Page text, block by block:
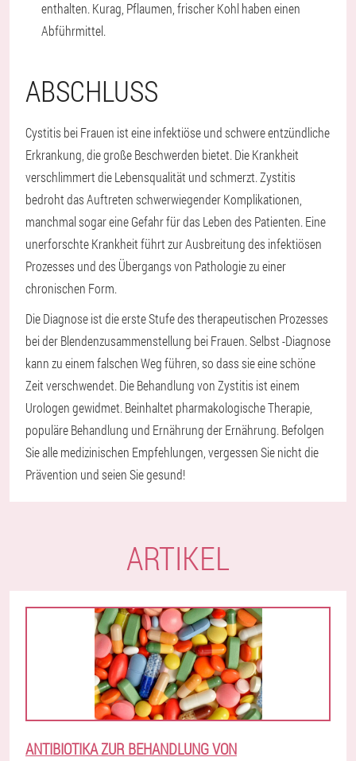
enthalten. Kurag, Pflaumen, frischer Kohl haben einen
Abführmittel.
ABSCHLUSS
Cystitis bei Frauen ist eine infektiöse und schwere entzündliche
Erkrankung, die große Beschwerden bietet. Die Krankheit
verschlimmert die Lebensqualität und schmerzt. Zystitis
bedroht das Auftreten schwerwiegender Komplikationen,
manchmal sogar eine Gefahr für das Leben des Patienten. Eine
unerforschte Krankheit führt zur Ausbreitung des infektiösen
Prozesses und des Übergangs von Pathologie zu einer
chronischen Form.
Die Diagnose ist die erste Stufe des therapeutischen Prozesses
bei der Blendenzusammenstellung bei Frauen. Selbst -Diagnose
kann zu einem falschen Weg führen, so dass sie eine schöne
Zeit verschwendet. Die Behandlung von Zystitis ist einem
Urologen gewidmet. Beinhaltet pharmakologische Therapie,
populäre Behandlung und Ernährung der Ernährung. Befolgen
Sie alle medizinischen Empfehlungen, vergessen Sie nicht die
Prävention und seien Sie gesund!
ARTIKEL
ANTIBIOTIKA ZUR BEHANDLUNG VON